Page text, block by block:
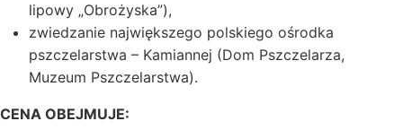
lipowy „Obrożyska”),
zwiedzanie największego polskiego ośrodka
pszczelarstwa – Kamiannej (Dom Pszczelarza,
Muzeum Pszczelarstwa).
CENA OBEJMUJE: